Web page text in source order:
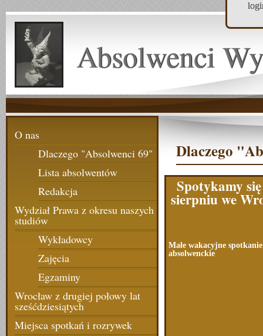
Absolwenci
O nas
Dlaczego "Absolwenci 69"
Lista absolwentów
Redakcja
Wydział Prawa z okresu naszych
studiów
Wykładowcy
Zajęcia
Egzaminy
Wrocław z drugiej połowy lat
sześćdziesiątych
Miejsca spotkań i rozrywek
Dlaczego
Spotykamy
sierpniu we
Małe wakacyjne spotkanie
absolwenckie